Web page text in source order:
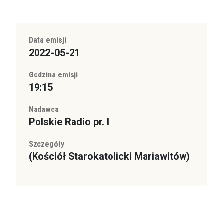
Data emisji
2022-05-21
Godzina emisji
19:15
Nadawca
Polskie Radio pr. I
Szczegóły
(Kościół Starokatolicki Mariawitów)